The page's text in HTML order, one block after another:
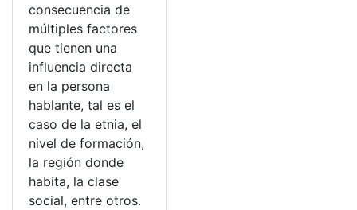
consecuencia de
múltiples factores
que tienen una
influencia directa
en la persona
hablante, tal es el
caso de la etnia, el
nivel de formación,
la región donde
habita, la clase
social, entre otros.